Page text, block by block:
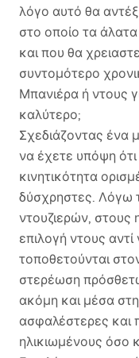
λόγο αυτό θα
στο οποίο τα
και που θα
συντομότερο
Μπανιέρα ή ντους
καλύτερο;
Σχεδιάζοντας ένα
να έχετε υπόψη
κινητικότητα
δύσχρηστες. Λόγω
ντουζιερών, στους
επιλογή ντους
τοποθετούνται
στερέωση
ακόμη και μέσα
ασφαλέστερες και
ηλικιωμένους όσο